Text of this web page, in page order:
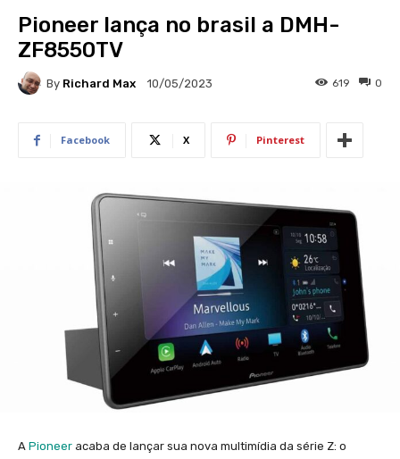
Pioneer lança no brasil a DMH-
ZF8550TV
By Richard Max 10/05/2023 0
619
Facebook X Pinterest
A Pioneer acaba de lançar sua nova multimídia da série Z: o